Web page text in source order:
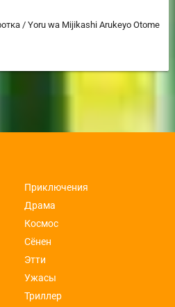
/ Yoru wa Mijikashi Arukeyo Otome
Приключения
Драма
Космос
Сёнен
Этти
Ужасы
Триллер